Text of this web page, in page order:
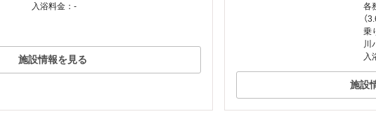
入浴料金：-
施設情報を見る
各
（
乗
川
入
施設